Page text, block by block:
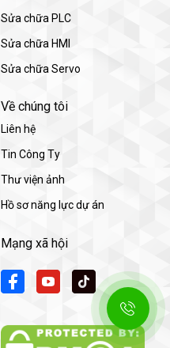
Sửa chữa PLC
Sửa chữa HMI
Sửa chữa Servo
Về chúng tôi
Liên hệ
Tin Công Ty
Thư viện ảnh
Hồ sơ năng lực dự án
Mạng xã hội